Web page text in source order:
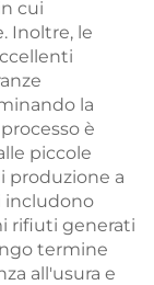
cui
Inoltre, le
la
è
piccole
produzione a
includono
rifiuti generati
termine
all'usura e